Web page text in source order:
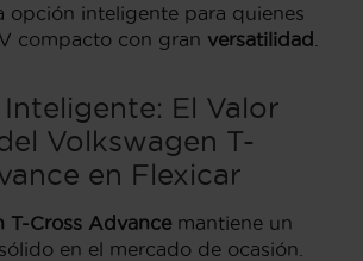
opción inteligente para quienes
compacto con gran versatilidad
El Valor
Volkswagen T-
en Flexicar
T-Cross Advance mantiene un
sólido en el mercado de ocasión.